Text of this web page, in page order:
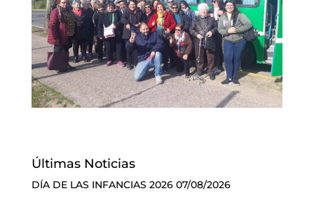
Últimas Noticias
DÍA DE LAS INFANCIAS 2026 07/08/2026